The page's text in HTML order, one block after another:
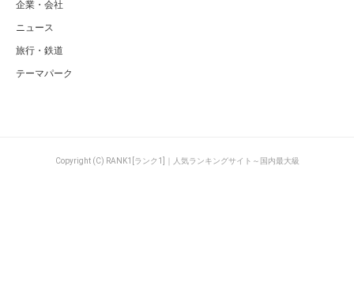
企業・会社
ニュース
旅行・鉄道
テーマパーク
Copyright (C) RANK1[ランク1]｜人気ランキングサイト～国内最大級